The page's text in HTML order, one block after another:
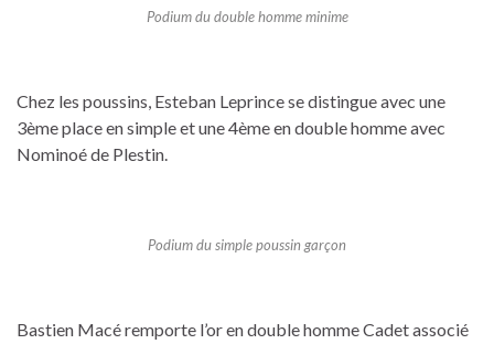
Podium du double homme minime
Chez les poussins, Esteban Leprince se distingue avec une
3ème place en simple et une 4ème en double homme avec
Nominoé de Plestin.
Podium du simple poussin garçon
Bastien Macé remporte l’or en double homme Cadet associé